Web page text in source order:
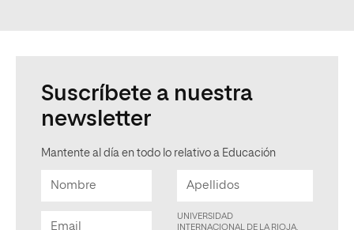
Suscríbete a nuestra
newsletter
Mantente al día en todo lo relativo a Educación